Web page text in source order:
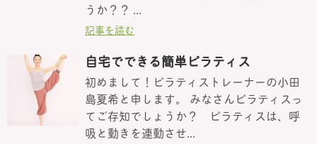
うか？？ ...
記事を読む
自宅でできる簡単ピラティス
初めまして！ピラティストレーナーの小田
島夏希と申します。 みなさんピラティスっ
てご存知でしょうか？ ピラティスは、呼
吸と動きを連動させ...